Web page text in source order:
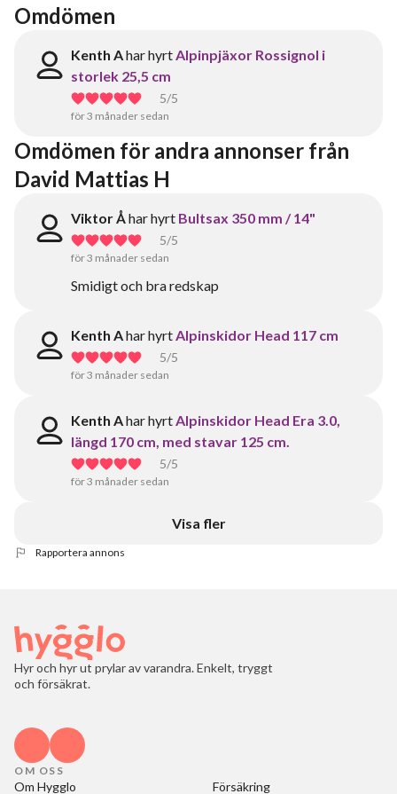
Omdömen
Kenth Ahar hyrtAlpinpjäxor Rossignol i
storlek 25,5 cm
5/5
för 3 månader sedan
Omdömen för andra annonser från
David Mattias H
Viktor Åhar hyrt Bultsax 350 mm / 14"
5/5
för 3 månader sedan
Smidigt och bra redskap
Kenth Ahar hyrtAlpinskidor Head 117 cm
5/5
för 3 månader sedan
Kenth Ahar hyrtAlpinskidor Head Era 3.0,
längd 170 cm, med stavar 125 cm.
5/5
för 3 månader sedan
Visa fler
Rapportera annons
Hyr och hyr ut prylar av varandra. Enkelt, tryggt
och försäkrat.
OM OSS
Om Hygglo Försäkring